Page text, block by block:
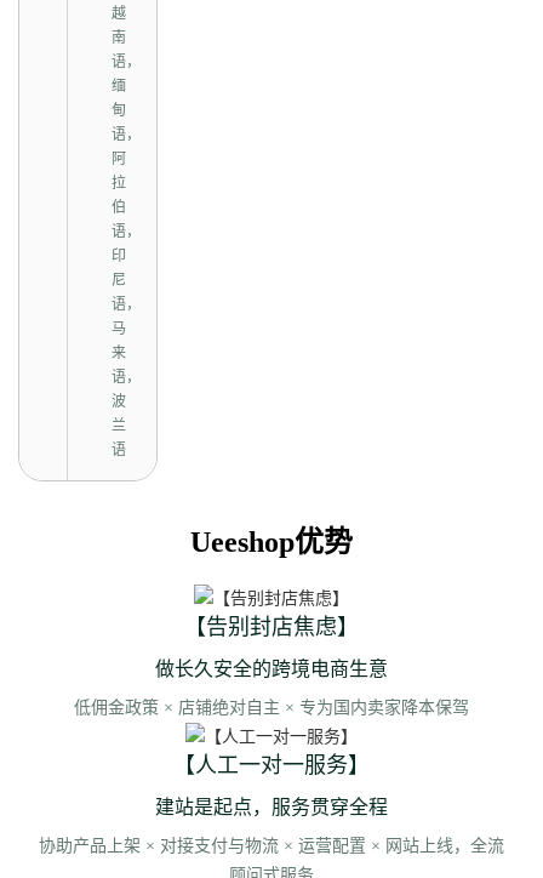
越
南
语，
缅
甸
语，
阿
拉
伯
语，
印
尼
语，
马
来
语，
波
兰
语
Ueeshop优势
【告别封店焦虑】
做长久安全的跨境电商生意
低佣金政策 × 店铺绝对自主 × 专为国内卖家降本保驾
【人工一对一服务】
建站是起点，服务贯穿全程
协助产品上架 × 对接支付与物流 × 运营配置 × 网站上线，全流